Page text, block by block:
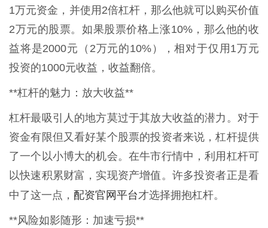
1万元资金，并使用2倍杠杆，那么他就可以购买价值
2万元的股票。如果股票价格上涨10%，那么他的收
益将是2000元（2万元的10%），相对于仅用1万元
投资的1000元收益，收益翻倍。
**杠杆的魅力：放大收益**
杠杆最吸引人的地方莫过于其放大收益的潜力。对于
资金有限但又看好某个股票的投资者来说，杠杆提供
了一个以小博大的机会。在牛市行情中，利用杠杆可
以快速积累财富，实现资产增值。许多投资者正是看
中了这一点， 配资官网平台才选择拥抱杠杆。
**风险如影随形：加速亏损**